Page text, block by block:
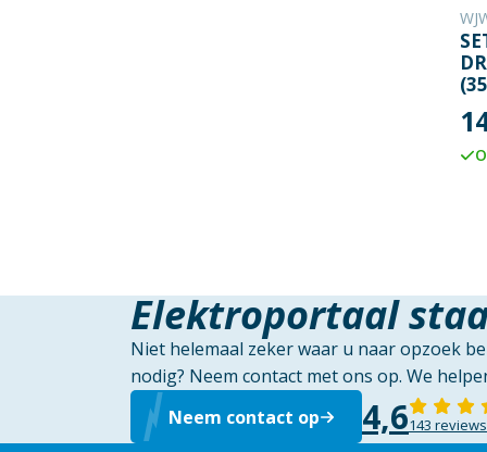
Elektroportaal
Niet helemaal zeker waar u naar opzoek
nodig? Neem contact met ons op. We
Neem contact op
4,6143 reviews